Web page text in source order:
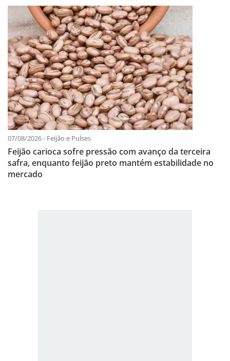
07/08/2026 - Feijão e Pulses
Feijão carioca sofre pressão com avanço da terceira
safra, enquanto feijão preto mantém estabilidade no
mercado